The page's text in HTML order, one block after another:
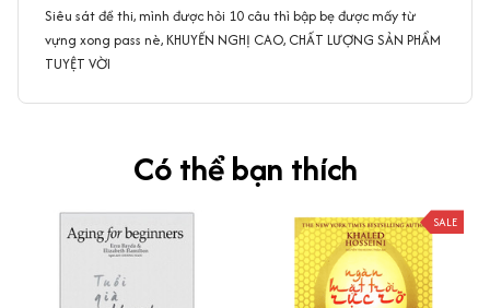
Siêu sát đề thi, mình được hỏi 10 câu thì bập bẹ được mấy từ
vựng xong pass nè, KHUYẾN NGHỊ CAO, CHẤT LƯỢNG SẢN PHẨM
TUYỆT VỜI
Có thể bạn thích
SALE